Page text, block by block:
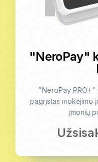
"NeroPay"
"NeroPay
pagrįstas mokėjimo
įmonių